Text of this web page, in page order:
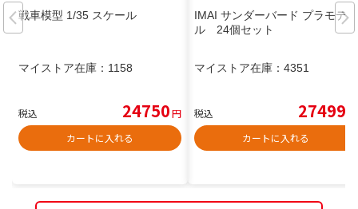
戦車模型 1/35 スケール
マイストア在庫： 1158
税込 24750円
カートに入れる
IMAI サンダーバード プラモデ
ル 24個セット
マイストア在庫： 4351
税込 27499
カートに入れる